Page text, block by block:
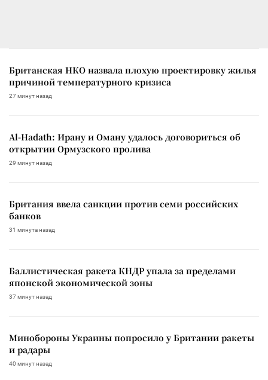
Британская НКО назвала плохую проектировку жилья
причиной температурного кризиса
27 минут назад
Al-Hadath: Ирану и Оману удалось договориться об
открытии Ормузского пролива
29 минут назад
Британия ввела санкции против семи российских
банков
31 минута назад
Баллистическая ракета КНДР упала за пределами
японской экономической зоны
37 минут назад
Минобороны Украины попросило у Британии ракеты
и радары
40 минут назад